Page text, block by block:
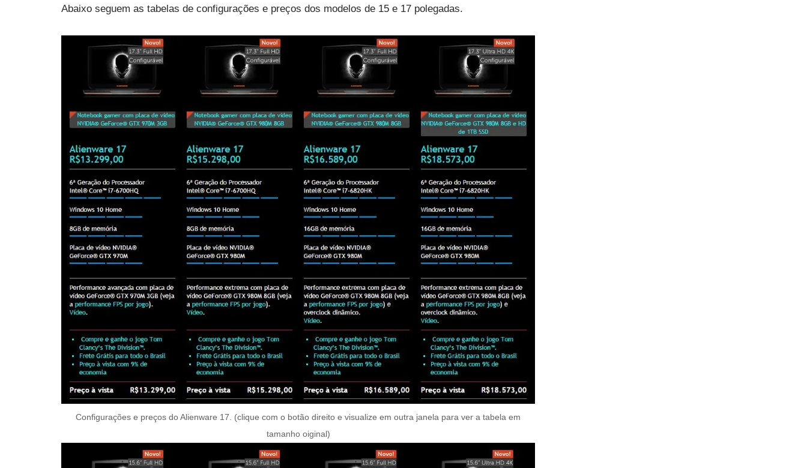
Abaixo seguem as tabelas de configurações e preços dos modelos de 15 e 17 polegadas.
Configurações e preços do Alienware 17. (clique com o botão direito e visualize em outra janela para ver a tabela em
tamanho oiginal)